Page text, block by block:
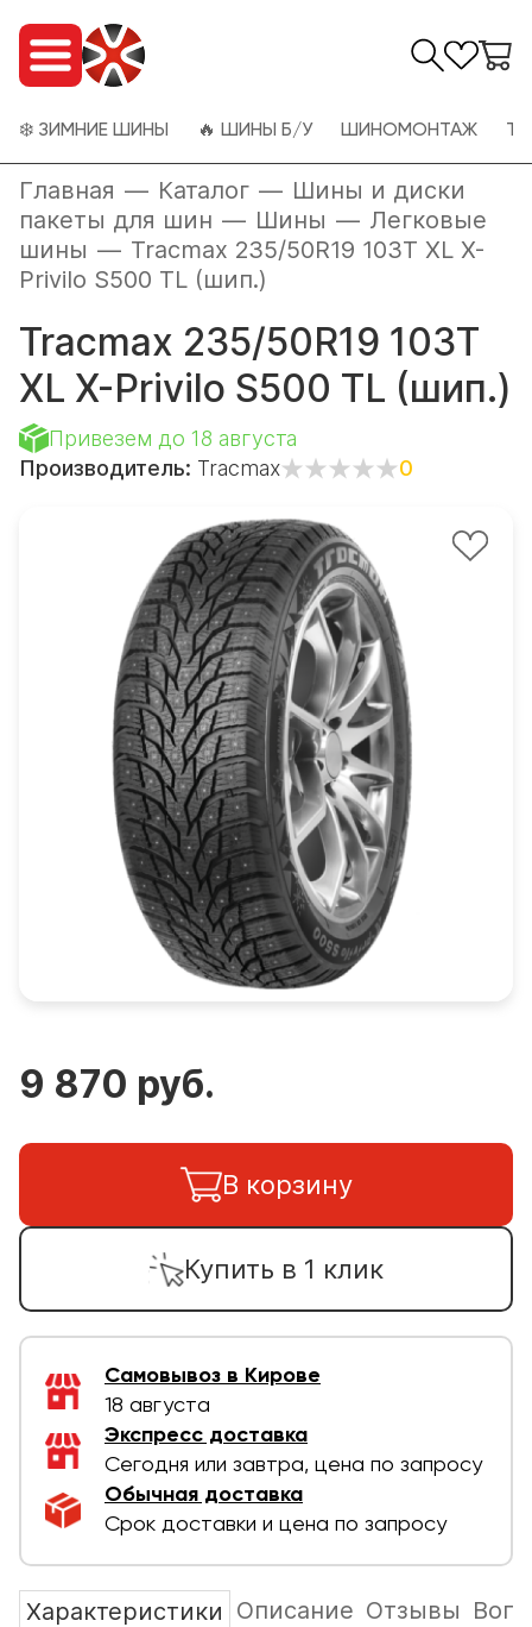
❄️ ЗИМНИЕ ШИНЫ 🔥 ШИНЫ Б/У ШИНОМОНТАЖ
Главная — Каталог — Шины и диски
пакеты для шин — Шины — Легковые
шины — Tracmax 235/50R19 103T XL X-
Privilo S500 TL (шип.)
Tracmax 235/50R19 103T
XL X-Privilo S500 TL (шип.)
Привезем до 18 августа
Производитель: Tracmax 0
9 870 руб.
В корзину
Купить в 1 клик
Самовывоз в Кирове
18 августа
Экспресс доставка
Сегодня или завтра, цена по запросу
Обычная доставка
Срок доставки и цена по запросу
Характеристики Описание Отзывы